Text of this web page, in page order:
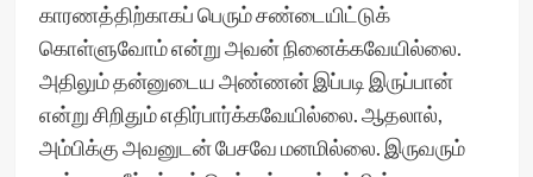
காரணத்திற்காகப் பெரும் சண்டையிட்டுக்
கொள்ளுவோம் என்று அவன் நினைக்கவேயில்லை.
அதிலும் தன்னுடைய அண்ணன் இப்படி இருப்பான்
என்று சிறிதும் எதிர்பார்க்கவேயில்லை. ஆதலால்,
அம்பிக்கு அவனுடன் பேசவே மனமில்லை. இருவரும்